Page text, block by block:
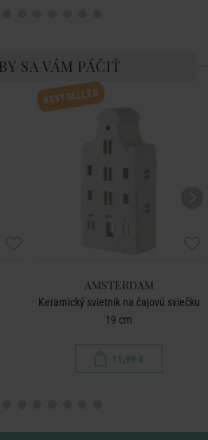
SA VÁM PÁČIŤ
BESTSELLER
AMSTERDAM
Keramický svietnik na čajovú sviečku
19 cm
11,99 €